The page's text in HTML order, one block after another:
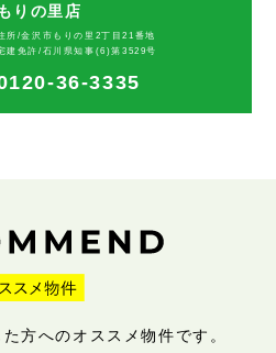
もりの里店
所/金沢市もりの里2丁目21番地
建免許/石川県知事(6)第3529号
36-3335
方へのオススメ物件です。